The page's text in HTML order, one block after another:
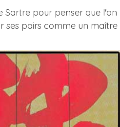
Sartre pour penser que l'on
ses pairs comme un maître